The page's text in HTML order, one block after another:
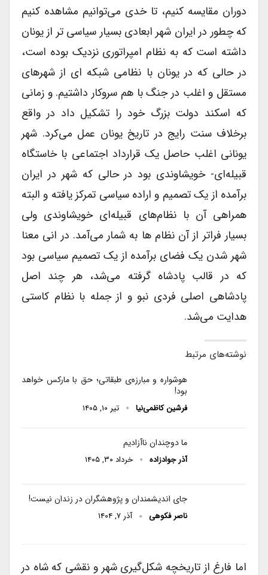
دوران مقایسه کنیم، تا خدی می‌توانیم مشاهده کنیم
که چطور در ایران شهر ابعادی بسیار سیاسی تر از یونان
داشته است که به نظام امپراتوری نزدیک بوده است،
در حالی که در یونان با نظامی شبکه ای از شهرهای
مستقل و اغلب در جنگ با هم سروکار داشتیم. و زمانی
که اسکند دولت بزرگ خود را تشکیل داد در واقع
برخلاف سنت رایج در تاریخ یونان عمل می‌کرد. شهر
یونانی اغلب حاصل یک قرارداد اجتماعی با خاستگاه
قبیله‌ای- خویشاوندی بود در حالی که شهر در ایران
برآمده از یک تصمیم و اراده سیاسی تمرکز یافته و البته
همراهی آن با نظام‌های قبیله‌ای خویشاوندی ولی
بسیار فراتر از آن‌ نظام ها به شمار می‌آمد. در انی معنا
شهر شدن یک فضای برآمده از یک تصمیم سیاسی بود
که در قالب پادشاه گرفته می‌شد، هر چند اصل
پادشاهی اصلی فردی نبو و از جمله با نظام کاستی
هدایت می‌شد.
نوشته‌های مرتبط
هوشواره و مبارزه‌ی طبقاتی؛ حق با مارکس خواهد
بود!
فرشین کاظمی‌نیا تیر ۱۰, ۱۴۰۵
ما دوچندان ناآزادیم
آذر جوادزاده خرداد ۳۰, ۱۴۰۵
جای اندیشمندان و پژوهشگران در زندان نیست!
ناصر فکوهی آذر ۷, ۱۴۰۴
اما فارغ از تاریخچه شکل‌گیری شهر و نقشی که شاه در